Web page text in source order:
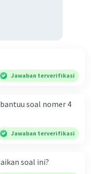
Jawaban terverifikasi
soal nomer 4
Jawaban terverifikasi
soal ini?